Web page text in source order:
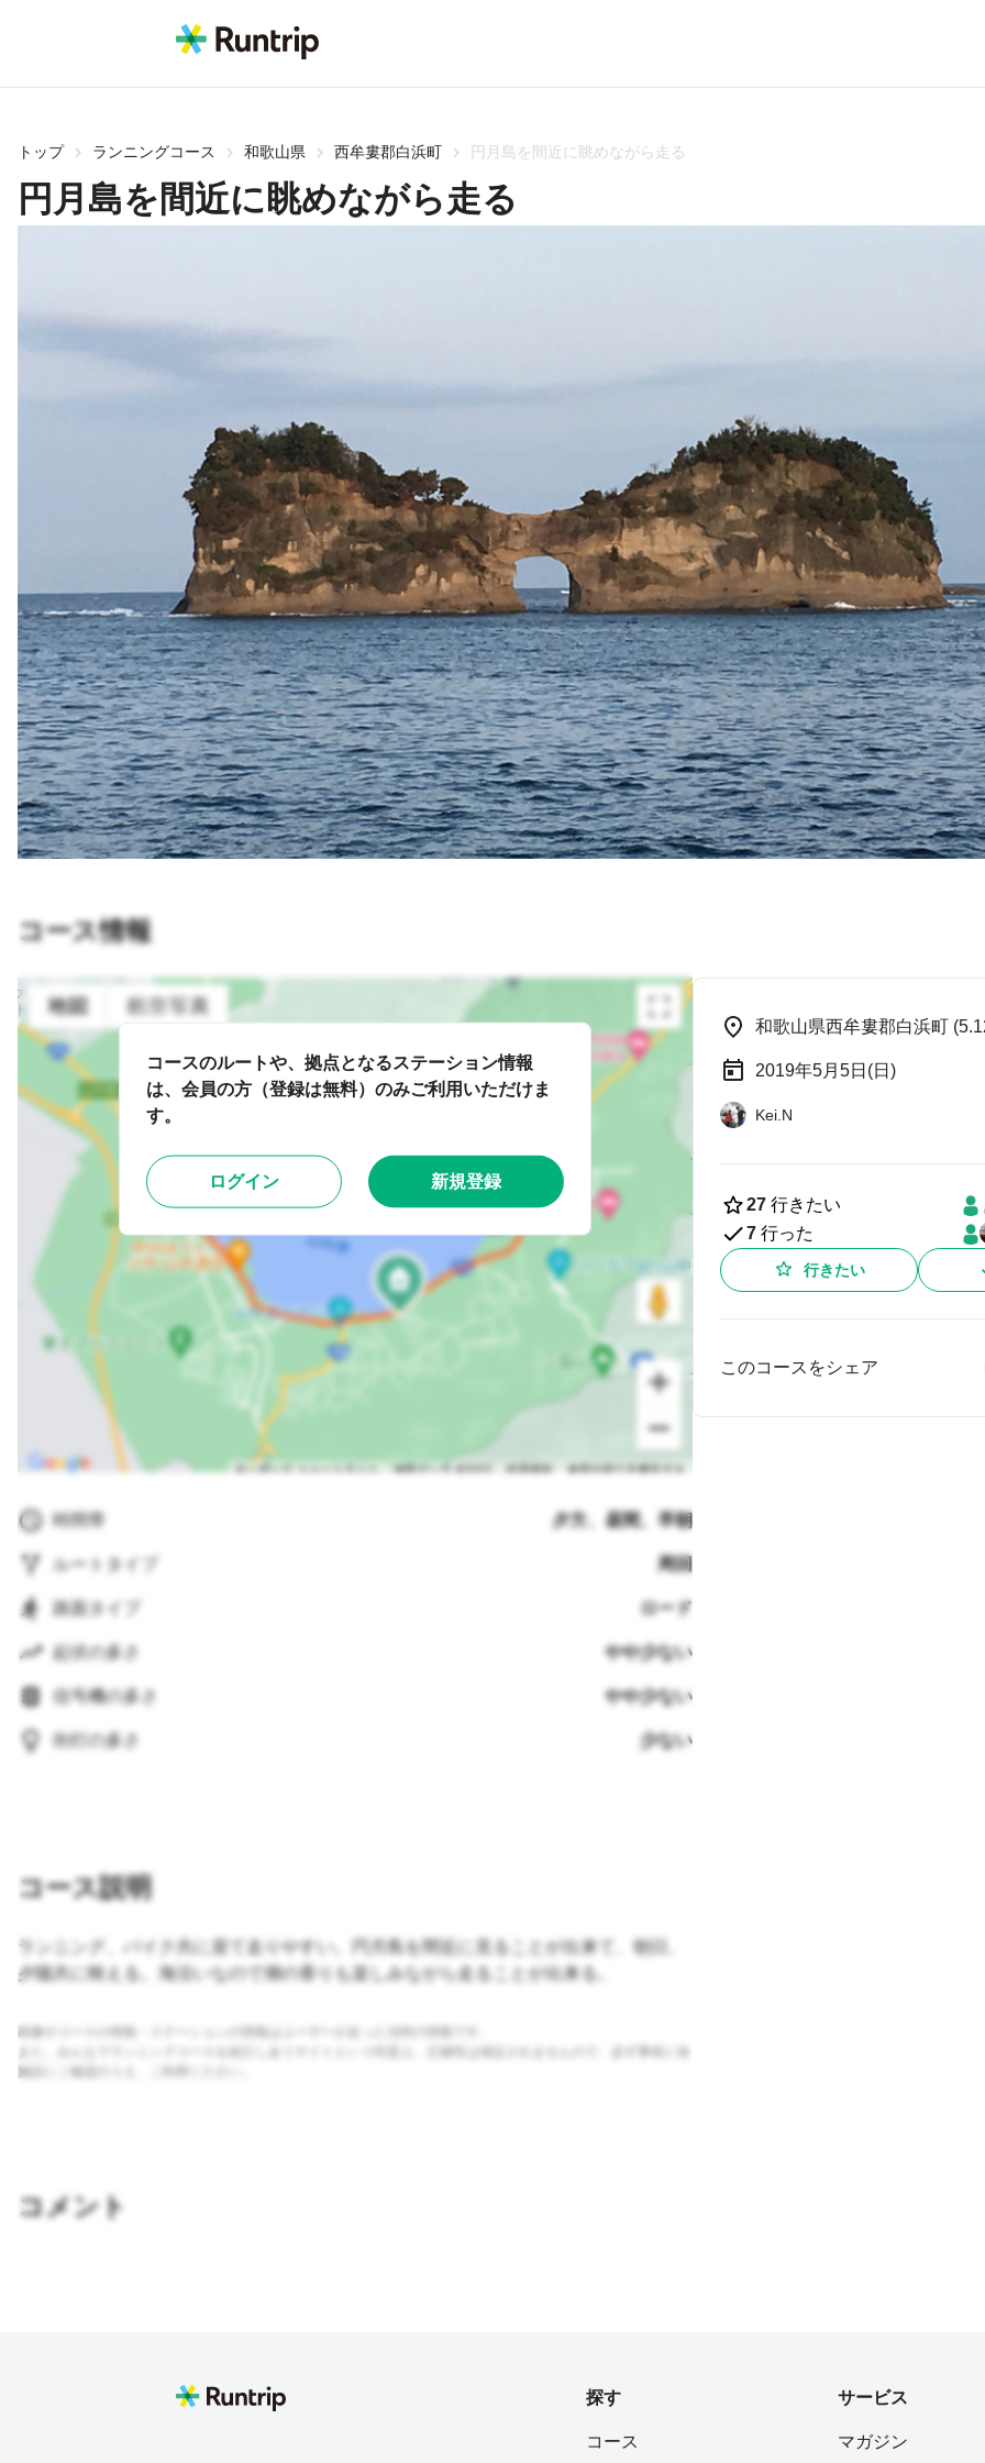
トップ ランニングコース 和歌山県 西牟婁郡白浜町 円月島を間近に眺めながら走る
円月島を間近に眺めながら走る
コース情報
時間帯 夕方、昼間、早朝
ルートタイプ 周回
路面タイプ ロード
起伏の多さ やや少ない
信号機の多さ やや少ない
街灯の多さ 少ない
コース説明
ランニング、バイク共に居て走りやすい。円月島を間近に見ることが出来て、朝日、
夕陽共に映える。海沿いなので潮の香りも楽しみながら走ることが出来る。
画像やコースの情報・ステーションの情報はユーザーが走った当時の情報です。
また、みんなでランニングコースを紹介しあうサイトという性質上、正確性は保証されませんので、必ず事前に各
施設にご確認のうえ、ご利用ください。
コメント
コースのルートや、拠点となるステーション情報
は、会員の方（登録は無料）のみご利用いただけま
す。
ログイン 新規登録
和歌山県西牟婁郡白浜町
2019年5月5日(日)
Kei.N
27 行きたい
7 行った
行きたい
このコースをシェア
探す
コース
サービス
マガジン